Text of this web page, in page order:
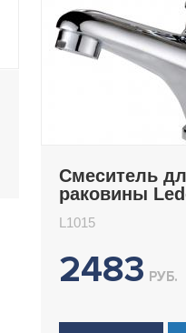
Смеситель
раковины
L1015
2483 РУБ.